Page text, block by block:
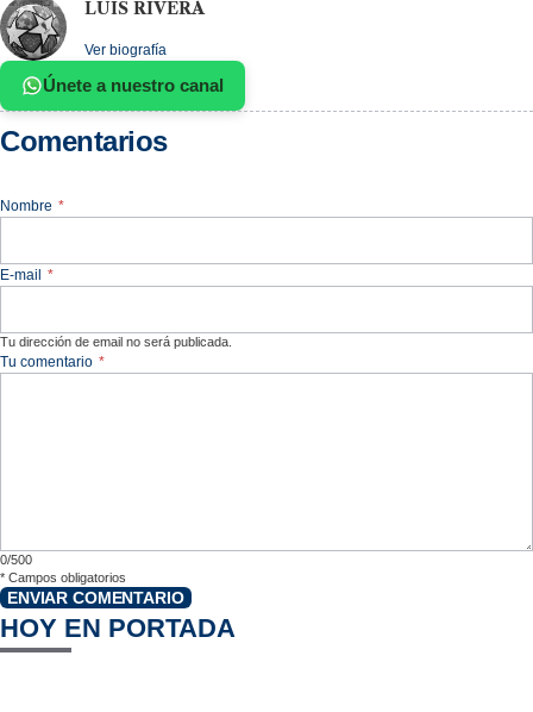
LUIS RIVERA
Ver biografía
Únete a nuestro canal
Comentarios
Nombre *
E-mail *
Tu dirección de email no será publicada.
Tu comentario *
0/500
* Campos obligatorios
ENVIAR COMENTARIO
HOY EN PORTADA